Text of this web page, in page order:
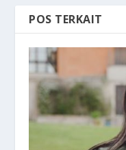
POS TERKAIT